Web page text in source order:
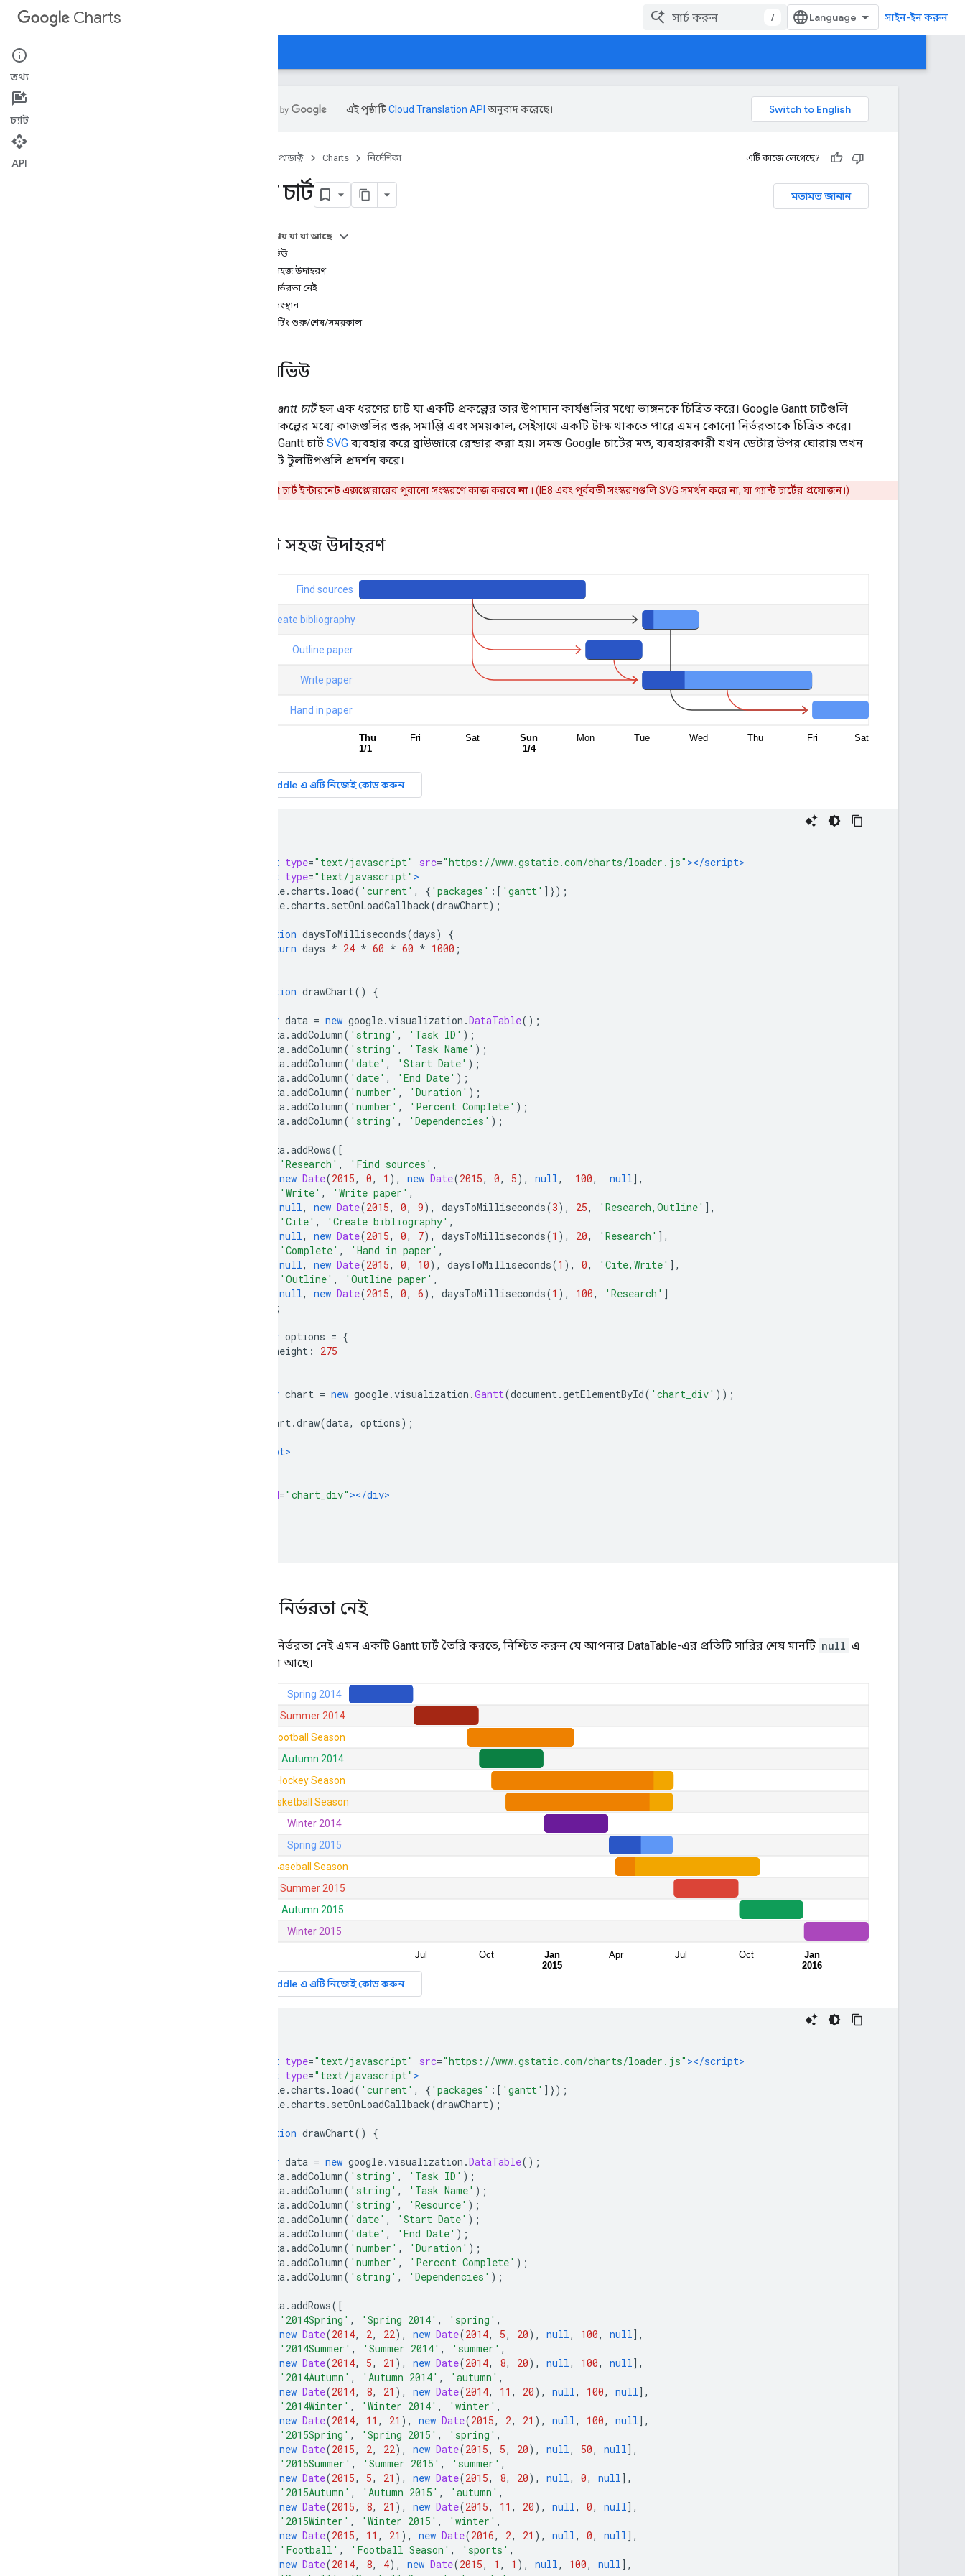
Charts / সাইন-ইন করুন
ওভারভিউ
এই পৃষ্ঠাটিCloud Translation API অনুবাদ করেছে।
প্রোডাক্ট Charts নির্দেশিকা এটি কাজে লেগেছে?
মতামত জানান
গ্যান্ট চার্ট
এই পৃষ্ঠায় যা যা আছে
ওভারভিউ
একটি সহজ উদাহরণ
কোন নির্ভরতা নেই
গ্রুপিং সংস্থান
কম্পিউটিং শুরু/শেষ/সময়কাল
ওভারভিউ
Gantt চার্টহল এক ধরণের চার্ট যা একটি প্রকল্পের তার উপাদান কার্যগুলির মধ্যে ভাঙ্গনকে চিত্রিত করে। Google Gantt চার্টগুলি
একটি প্রকল্পের মধ্যে কাজগুলির শুরু, সমাপ্তি এবং সময়কাল, সেইসাথে একটি টাস্ক থাকতে পারে এমন কোনো নির্ভরতাকে চিত্রিত করে।
Google Gantt চার্ট SVG ব্যবহার করে ব্রাউজারে রেন্ডার করা হয়। সমস্ত Google চার্টের মত, ব্যবহারকারী যখন ডেটার উপর ঘোরায় তখন
গ্যান্ট চার্ট টুলটিপগুলি প্রদর্শন করে।
Gantt চার্ট ইন্টারনেট এক্সপ্লোরারের পুরানো সংস্করণে কাজ করবেনা । (IE8 এবং পূর্ববর্তী সংস্করণগুলি SVG সমর্থন করে না, যা গ্যান্ট চার্টের প্রয়োজন।)
একটি সহজ উদাহরণ
<script type="text/javascript" src="https://www.gstatic.com/charts/loader.js" ></script>
<script type="text/javascript" >
google.charts . load( 'current' , { 'packages' :[ 'gantt' ]});
google.charts . setOnLoadCallback(drawChart);
function daysToMilliseconds(days)
{
return days * 24 * 60 * 60 * 1000 ;
function drawChart() {
var data = new google.visualization .DataTable();
data.addColumn( 'string' , 'Task ID' );
data.addColumn( 'string' , 'Task Name' );
data.addColumn( 'date' , 'Start Date' );
data.addColumn( 'date' , 'End Date' );
data.addColumn( 'number' , 'Duration' );
data.addColumn( 'number' , 'Percent Complete' );
data.addColumn( 'string' , 'Dependencies' );
data.addRows([
'Research' , 'Find sources' ,
new Date(2015, 0, 1 ), new Date(2015, 0, 5), null, 100, null],
'Write' , 'Write paper' ,
null, new Date(2015, 0, 9), daysToMilliseconds(3), 25, 'Research,Outline' ],
'Cite' , 'Create bibliography' ,
null, new Date(2015, 0, 7), daysToMilliseconds(1 ), 20, 'Research' ],
'Complete' , 'Hand in paper' ,
null, new Date(2015, 0, 10), daysToMilliseconds(1 ), 0, 'Cite,Write' ],
'Outline' , 'Outline paper' ,
null, new Date(2015, 0, 6), daysToMilliseconds(1 ), 100, 'Research' ]
]);
var options = {
height :
275
var chart = new google.visualization .Gantt(document.getElementById( 'chart_div' ));
chart.draw(data, options);
</script>
id="chart_div" ></div>
কোন নির্ভরতা নেই
কোনো নির্ভরতা নেই এমন একটি Gantt চার্ট তৈরি করতে, নিশ্চিত করুন যে আপনার DataTable-এর প্রতিটি সারির শেষ মানটি null এ
সেট করা আছে।
<script type="text/javascript" src="https://www.gstatic.com/charts/loader.js" ></script>
<script type="text/javascript" >
google.charts . load( 'current' , { 'packages' :[ 'gantt' ]});
google.charts . setOnLoadCallback(drawChart);
function drawChart() {
var data = new google.visualization .DataTable();
data.addColumn( 'string' , 'Task ID' );
data.addColumn( 'string' , 'Task Name' );
data.addColumn( 'string' , 'Resource' );
data.addColumn( 'date' , 'Start Date' );
data.addColumn( 'date' , 'End Date' );
data.addColumn( 'number' , 'Duration' );
data.addColumn( 'number' , 'Percent Complete' );
data.addColumn( 'string' , 'Dependencies' );
data.addRows([
'2014Spring' , 'Spring 2014' , 'spring' ,
new Date(2014, 2, 22), new Date(2014, 5, 20), null, 100, null],
'2014Summer' , 'Summer 2014' , 'summer' ,
new Date(2014, 5, 21 ), new Date(2014, 8, 20), null, 100, null],
'2014Autumn' , 'Autumn 2014' , 'autumn' ,
new Date(2014, 8, 21 ), new Date(2014, 11 , 20), null, 100, null],
'2014Winter' , 'Winter 2014' , 'winter' ,
new Date(2014, 11 , 21 ), new Date(2015, 2, 21 ), null, 100, null],
'2015Spring' , 'Spring 2015' , 'spring' ,
new Date(2015, 2, 22), new Date(2015, 5, 20), null, 50, null],
'2015Summer' , 'Summer 2015' , 'summer' ,
new Date(2015, 5, 21 ), new Date(2015, 8, 20), null, 0, null],
'2015Autumn' , 'Autumn 2015' , 'autumn' ,
new Date(2015, 8, 21 ), new Date(2015, 11 , 20), null, 0, null],
'2015Winter' , 'Winter 2015' , 'winter' ,
new Date(2015, 11 , 21 ), new Date(2016, 2, 21 ), null, 0, null],
'Football' , 'Football Season' , 'sports' ,
new Date(2014, 8, 4), new Date(2015, 1 , 1 ), null, 100, null],
তথ্য
চ্যাট
API